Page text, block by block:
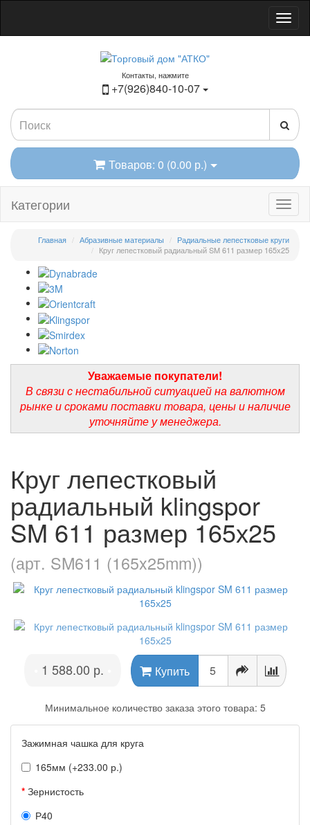
Контакты, нажмите
+7(926)840-10-07
Товаров: 0 (0.00 р.)
Категории
Главная Абразивные материалы
Радиальные лепестковые круги
Круг лепестковый радиальный SM 611 размер 165х25
Уважаемые покупатели!
В связи с нестабильной ситуацией на валютном
рынке и сроками поставки товара, цены и наличие
уточняйте у менеджера.
Круг лепестковый
радиальный klingspor
SM 611 размер 165х25
(арт. SM611 (165x25mm))
1 588.00 р. Купить
Минимальное количество заказа этого товара: 5
Зажимная чашка для круга
165мм (+233.00 р.)
Зернистость
Р40